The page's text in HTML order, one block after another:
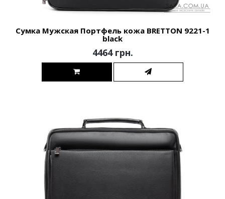
Сумка Мужская Портфель кожа BRETTON 9221-1
black
4464 грн.